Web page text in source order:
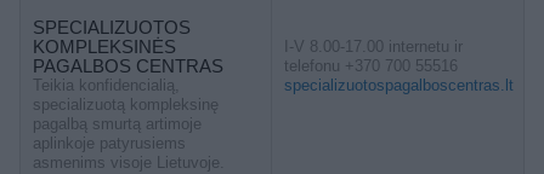
SPECIALIZUOTOS
KOMPLEKSINĖS
PAGALBOS CENTRAS
Teikia konfidencialią,
specializuotą kompleksinę
pagalbą smurtą artimoje
aplinkoje patyrusiems
asmenims visoje Lietuvoje.
I-V 8.00-17.00 internetu ir
telefonu +370 700 55516
specializuotospagalboscentras.lt